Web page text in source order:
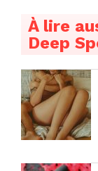
J’utilise
À lire
Deep